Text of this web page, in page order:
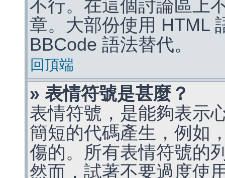
不行。在這個討論區上
章。大部份使用 HTML
BBCode 語法替代。
回頂端
» 表情符號是甚麼？
表情符號，是能夠表示
簡短的代碼產生，例如
傷的。所有表情符號的
然而，試著不要過度使